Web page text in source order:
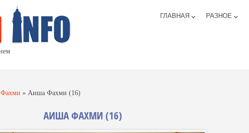
ГЛАВНАЯ keyboard_arrow_down РАЗНОЕ keyboard_arrow_down
» Аиша Фахми (16)
АИША ФАХМИ (16)